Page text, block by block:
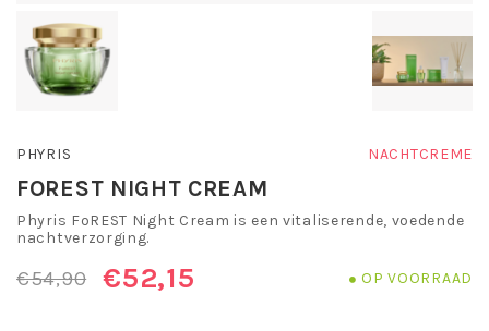
PHYRIS NACHTCREME
FOREST NIGHT CREAM
Phyris FoREST Night Cream is een vitaliserende, voedende
nachtverzorging.
€54,90 €52,15 OP VOORRAAD